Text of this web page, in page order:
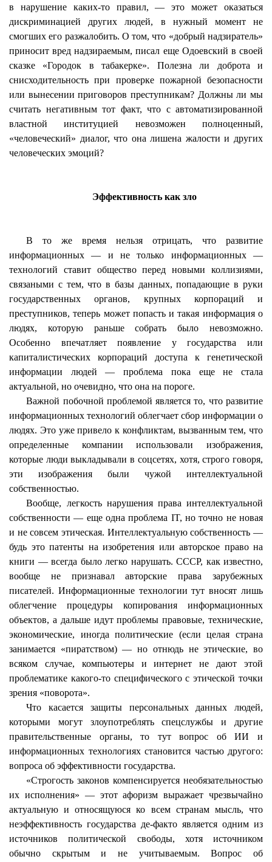
в нарушение каких-то правил, — это может оказаться
дискриминацией других людей, в нужный момент не
смогших его разжалобить. О том, что «добрый надзиратель»
приносит вреднадзираемым, писал еще Одоевский в своей
сказке «Городок в табакерке». Полезна ли доброта и
снисходительность при проверке пожарной безопасности
или вынесении приговоров преступникам? Должны ли мы
считать негативным тот факт, что с автоматизированной
властной институцией невозможен полноценный,
«человеческий» диалог, что она лишена жалости и других
человеческих эмоций?
Эффективность как зло
В то же время нельзя отрицать, что развитие
информационных — и не только информационных —
технологий ставит общество перед новыми коллизиями,
связаными с тем, что в базы данных, попадающие в руки
государственных органов, крупных корпораций и
преступников, теперь может попасть и такая информация о
людях, которую раньше собрать было невозможно.
Особенно впечатляет появление у государства или
капиталистических корпораций доступа к генетической
информации людей — проблема пока еще не стала
актуальной, но очевидно, что она на пороге.
Важной побочной проблемой является то, что развитие
информационных технологий облегчает сбор информации о
людях. Это уже привело к конфликтам, вызванным тем, что
определенные компании использовали изображения,
которые люди выкладывали в соцсетях, хотя, строго говоря,
эти изображения были чужой интеллектуальной
собственностью.
Вообще, легкость нарушения права интеллектуальной
собственности — еще одна проблема IT, но точно не новая
и не совсем этическая. Интеллектуальную собственность —
будь это патенты на изобретения или авторское право на
книги — всегда было легко нарушать. СССР, как известно,
вообще не признавал авторские права зарубежных
писателей. Информационные технологии тут вносят лишь
облегчение процедуры копирования информационных
объектов, а дальше идут проблемы правовые, технические,
экономические, иногда политические (если целая страна
занимается «пиратством) — но отнюдь не этические, во
всяком случае, компьютеры и интернет не дают этой
проблематике какого-то специфического с этической точки
зрения «поворота».
Что касается защиты персональных данных людей,
которыми могут злоупотреблять спецслужбы и другие
правительственные органы, то тут вопрос об ИИ и
информационных технологиях становится частью другого:
вопроса об эффективности государства.
«Строгость законов компенсируется необязательностью
их исполнения» — этот афоризм выражает чрезвычайно
актуальную и относящуюся ко всем странам мысль, что
неэффективность государства де-факто является одним из
источников политической свободы, хотя источником
обычно скрытым и не учитываемым. Вопрос об